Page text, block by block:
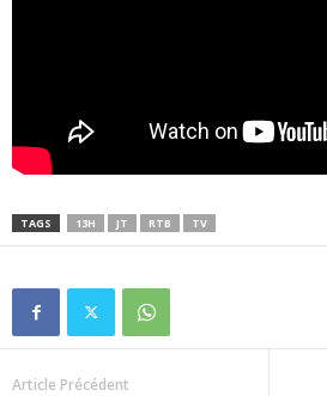
TAGS 13H JT RTB TV
Article Précédent